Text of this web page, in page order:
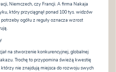
Niemczech, czy Francji. A firma Nakaja
który przyciągnął ponad 100 tys. widzów
ogółu z reguły oznacza wzrost
na stworzenie konkurencyjnej, globalnej
Trochę to przypomina świeżą kwestię
nie znajdują miejsca do rozwoju swych